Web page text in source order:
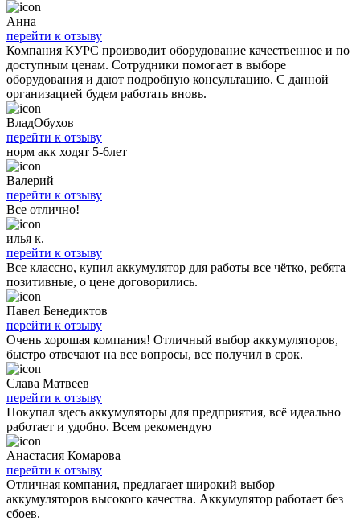
Анна
перейти к отзыву
Компания КУРС производит оборудование качественное и по
доступным ценам. Сотрудники помогает в выборе
оборудования и дают подробную консультацию. С данной
организацией будем работать вновь.
ВладОбухов
перейти к отзыву
норм акк ходят 5-6лет
Валерий
перейти к отзыву
Все отлично!
илья к.
перейти к отзыву
Все классно, купил аккумулятор для работы все чётко, ребята
позитивные, о цене договорились.
Павел Бенедиктов
перейти к отзыву
Очень хорошая компания! Отличный выбор аккумуляторов,
быстро отвечают на все вопросы, все получил в срок.
Слава Матвеев
перейти к отзыву
Покупал здесь аккумуляторы для предприятия, всё идеально
работает и удобно. Всем рекомендую
Анастасия Комарова
перейти к отзыву
Отличная компания, предлагает широкий выбор
аккумуляторов высокого качества. Аккумулятор работает без
сбоев.